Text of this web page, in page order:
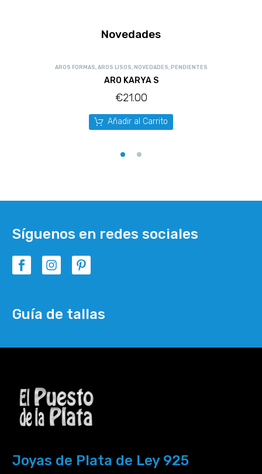
Novedades
AROS FORMAS, AROS LISOS, NOVEDADES, PENDIENTES
ARO KARYA S
€21.00
Añadir al Carrito
Síguenos en redes sociales
Guía de tallas
Joyas de Plata de Ley 925